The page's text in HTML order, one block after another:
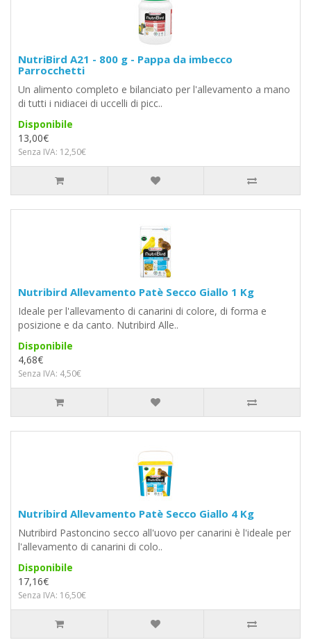
NutriBird A21 - 800 g - Pappa da imbecco
Parrocchetti
Un alimento completo e bilanciato per l'allevamento a mano
di tutti i nidiacei di uccelli di picc..
Disponibile
13,00€
Senza IVA: 12,50€
Nutribird Allevamento Patè Secco Giallo 1 Kg
Ideale per l'allevamento di canarini di colore, di forma e
posizione e da canto. Nutribird Alle..
Disponibile
4,68€
Senza IVA: 4,50€
Nutribird Allevamento Patè Secco Giallo 4 Kg
Nutribird Pastoncino secco all'uovo per canarini è l'ideale per
l'allevamento di canarini di colo..
Disponibile
17,16€
Senza IVA: 16,50€